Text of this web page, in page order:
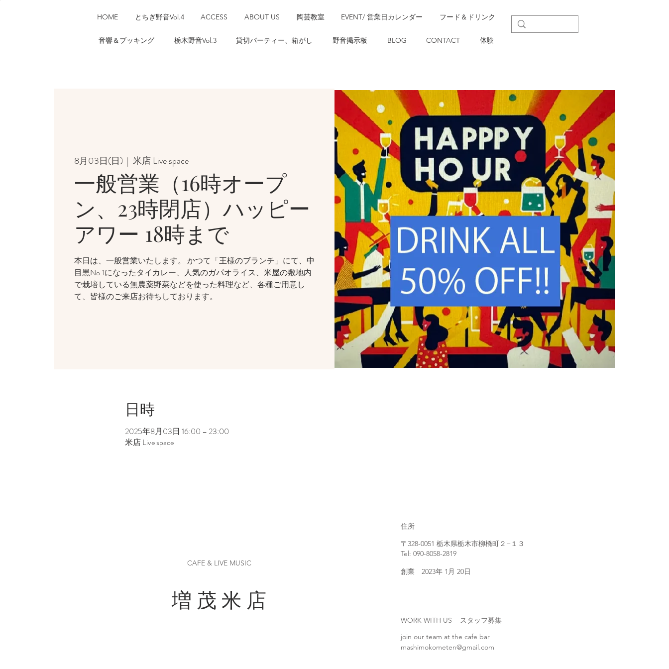
HOME とちぎ野音Vol.4 ACCESS ABOUT US 陶芸教室 EVENT/ 営業日カレンダー フード＆ドリンク
音響＆ブッキング 栃木野音Vol.3 貸切パーティー、箱がし 野音掲示板 BLOG CONTACT 体験
8月03日(日)
  |
米店 Live space
一般営業（16時オープ
ン、23時閉店）ハッピー
アワー 18時まで
本日は、一般営業いたします。 かつて「王様のブランチ」にて、中
目黒No.1になったタイカレー、人気のガパオライス、米屋の敷地内
で栽培している無農薬野菜などを使った料理など、各種ご用意し
て、皆様のご来店お待ちしております。
日時
2025年8月03日 16:00 – 23:00
米店 Live space
住所
CAFE & LIVE MUSIC
〒328-0051 栃木県栃木市柳橋町２−１３
Tel: 090-8058-2819
創業 2023年 1月 20日
増 茂 米 店
WORK WITH US スタッフ募集
join our team at the cafe bar
mashimokometen@gmail.com